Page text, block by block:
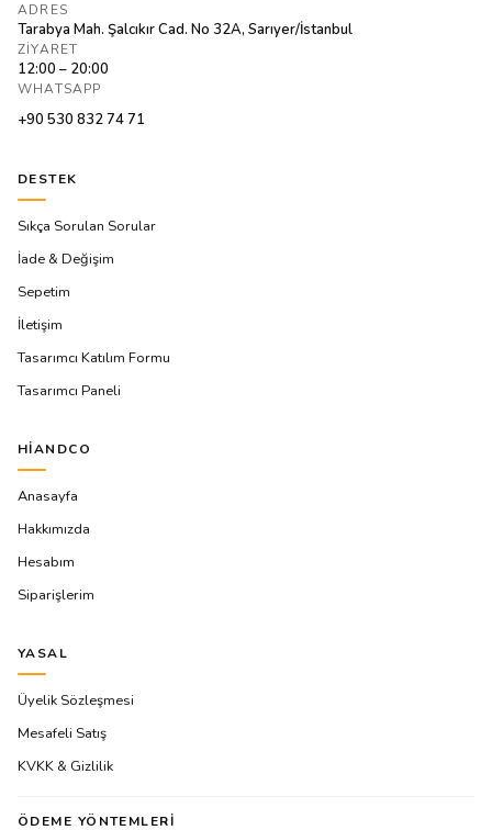
ADRES
Tarabya Mah. Şalcıkır Cad. No 32A, Sarıyer/İstanbul
ZIYARET
12:00 – 20:00
WHATSAPP
+90 530 832 74 71
DESTEK
Sıkça Sorulan Sorular
İade & Değişim
Sepetim
İletişim
Tasarımcı Katılım Formu
Tasarımcı Paneli
HIANDCO
Anasayfa
Hakkımızda
Hesabım
Siparişlerim
YASAL
Üyelik Sözleşmesi
Mesafeli Satış
KVKK & Gizlilik
ÖDEME YÖNTEMLERI